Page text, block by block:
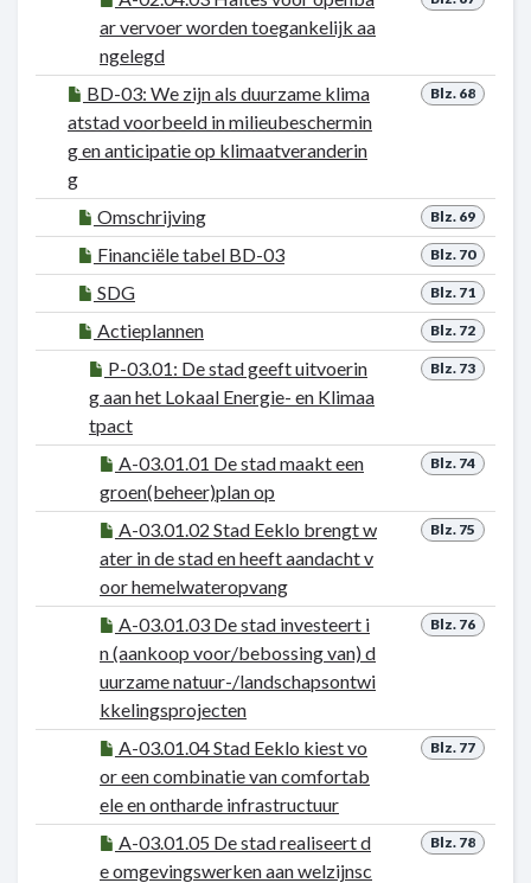
ar vervoer worden toegankelijk aa
ngelegd
Blz. 68
BD-03: We zijn als duurzame klima
atstad voorbeeld in milieubeschermin
g en anticipatie op klimaatveranderin
g
Blz. 69
Omschrijving
Blz. 70
Financiële tabel BD-03
Blz. 71
SDG
Blz. 72
Actieplannen
Blz. 73
P-03.01: De stad geeft uitvoerin
g aan het Lokaal Energie- en Klimaa
tpact
Blz. 74
A-03.01.01 De stad maakt een
groen(beheer)plan op
Blz. 75
A-03.01.02 Stad Eeklo brengt w
ater in de stad en heeft aandacht v
oor hemelwateropvang
Blz. 76
A-03.01.03 De stad investeert i
n (aankoop voor/bebossing van) d
uurzame natuur-/landschapsontwi
kkelingsprojecten
Blz. 77
A-03.01.04 Stad Eeklo kiest vo
or een combinatie van comfortab
ele en ontharde infrastructuur
Blz. 78
A-03.01.05 De stad realiseert d
e omgevingswerken aan welzijnsc